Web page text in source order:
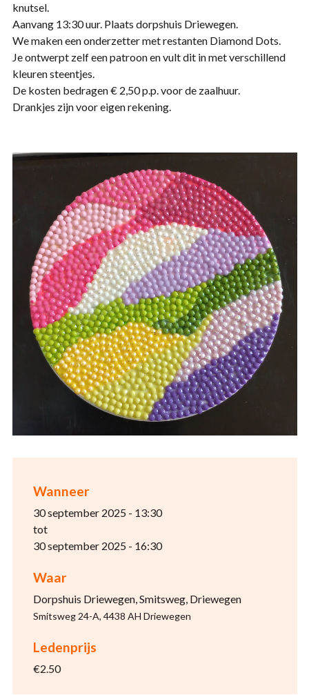
Wanneer
30 september 2025 - 13:30
tot
30 september 2025 - 16:30
Waar
Dorpshuis Driewegen, Smitsweg, Driewegen
Smitsweg 24-A, 4438 AH Driewegen
Ledenprijs
€2.50
knutsel.
Aanvang 13:30 uur. Plaats dorpshuis Driewegen.
We maken een onderzetter met restanten Diamond Dots.
Je ontwerpt zelf een patroon en vult dit in met verschillend
kleuren steentjes.
De kosten bedragen € 2,50 p.p. voor de zaalhuur.
Drankjes zijn voor eigen rekening.